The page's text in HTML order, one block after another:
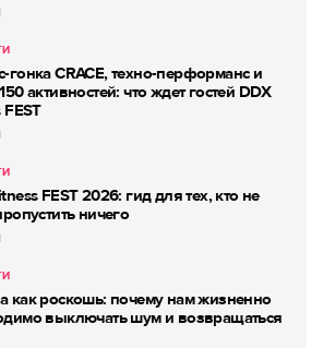
гонка CRACE, техно-перформанс и
активностей: что ждет гостей DDX
FEST
FEST 2026: гид для тех, кто не
ничего
как роскошь: почему нам жизненно
выключать шум и возвращаться